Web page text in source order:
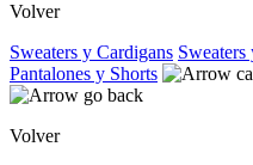
Volver
Sweaters y Cardigans Sweaters
Pantalones y Shorts
Volver